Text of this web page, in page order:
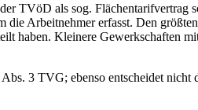
TVöD als sog.
Arbeitnehmer erfasst. Den
haben. Kleinere Gewerkschaften
3 TVG; ebenso entscheidet